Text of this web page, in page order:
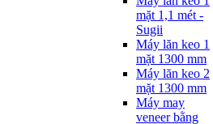
mặt 1,1 mét -
Sugii
Máy lăn keo 1
mặt 1300 mm
Máy lăn keo 2
mặt 1300 mm
Máy may
veneer bằng